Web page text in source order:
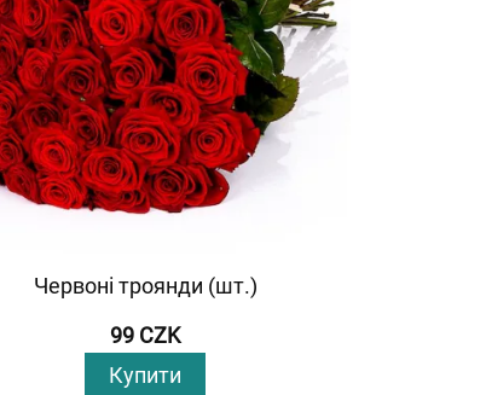
Червоні троянди (шт.)
99 CZK
Купити